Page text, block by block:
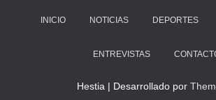
INICIO NOTICIAS DEPORTES
ENTREVISTAS
Hestia | Desarrollado por